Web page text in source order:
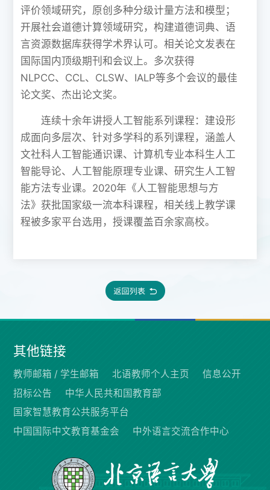
评价领域研究，原创多种分级计量方法和模型；
开展社会道德计算领域研究，构建道德词典、语
言资源数据库获得学术界认可。相关论文发表在
国际国内顶级期刊和会议上。多次获得
NLPCC、CCL、CLSW、IALP等多个会议的最佳
论文奖、杰出论文奖。
连续十余年讲授人工智能系列课程：建设形
成面向多层次、针对多学科的系列课程，涵盖人
文社科人工智能通识课、计算机专业本科生人工
智能导论、人工智能原理专业课、研究生人工智
能方法专业课。2020年《人工智能思想与方
法》获批国家级一流本科课程，相关线上教学课
程被多家平台选用，授课覆盖百余家高校。
其他链接
教师邮箱 / 学生邮箱 北语教师个人主页
信息公开
招标公告
中华人民共和国教育部
国家智慧教育公共服务平台
中国国际中文教育基金会
中外语言交流合作中心